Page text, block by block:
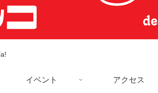
イベント アクセス